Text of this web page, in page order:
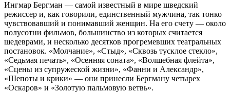
Ингмар Бергман — самой известный в мире шведский
режиссер и, как говорили, единственный мужчина, так тонко
чувствовавший и понимавший женщин. На его счету — около
полусотни фильмов, большинство из которых считается
шедеврами, и несколько десятков прогремевших театральных
постановок. «Молчание», «Стыд», «Сквозь тусклое стекло»,
«Седьмая печать», «Осенняя соната», «Волшебная флейта»,
«Сцены из супружеской жизни», «Фанни и Александр»,
«Шепоты и крики» — они принесли Бергману четырех
«Оскаров» и «Золотую пальмовую ветвь».